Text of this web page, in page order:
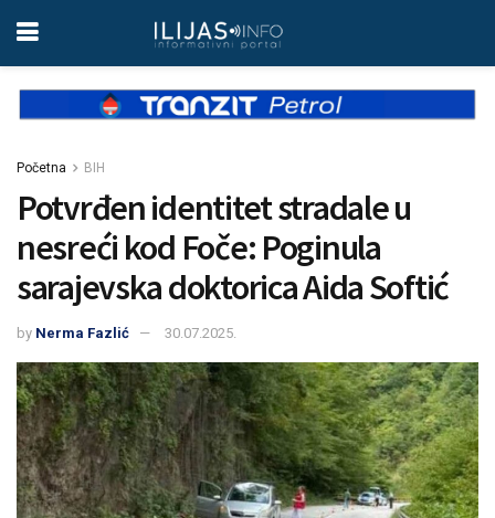
Početna BIH
Potvrđen identitet stradale u
nesreći kod Foče: Poginula
sarajevska doktorica Aida Softić
by Nerma Fazlić 30.07.2025.